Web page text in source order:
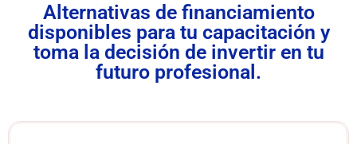
Alternativas de financiamiento
disponibles para tu capacitación y
toma la decisión de invertir en tu
futuro profesional.